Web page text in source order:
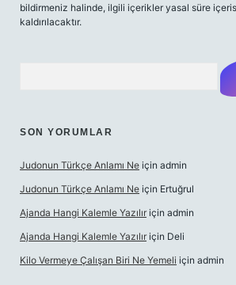
bildirmeniz halinde, ilgili içerikler yasal süre
kaldırılacaktır.
SON YORUMLAR
Judonun Türkçe Anlamı Ne için admin
Judonun Türkçe Anlamı Ne için Ertuğrul
Ajanda Hangi Kalemle Yazılır için admin
Ajanda Hangi Kalemle Yazılır için Deli
Kilo Vermeye Çalışan Biri Ne Yemeli için admin